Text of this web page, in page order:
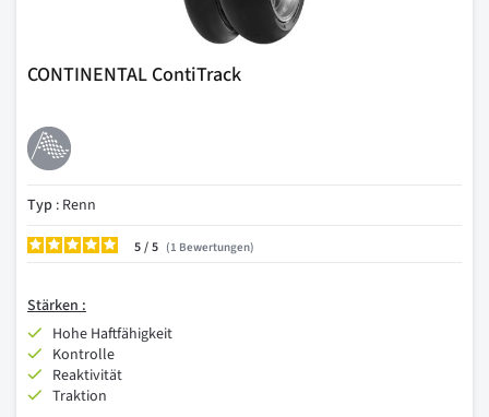
CONTINENTAL ContiTrack
Typ : Renn
5/ 1 Bewertungen
Stärken :
Hohe Haftfähigkeit
Kontrolle
Reaktivität
Traktion